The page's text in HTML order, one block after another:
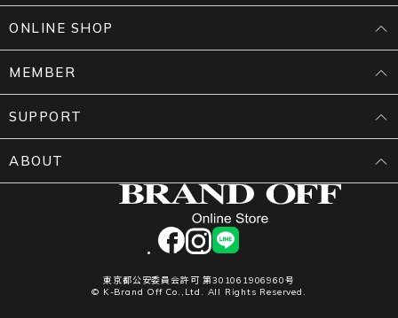
facebookinstagram
LINE
東京都公安委員会許可 第301061906960号
© K-Brand Off Co.,Ltd. All Rights Reserved.
ONLINE SHOP
MEMBER
SUPPORT
ABOUT